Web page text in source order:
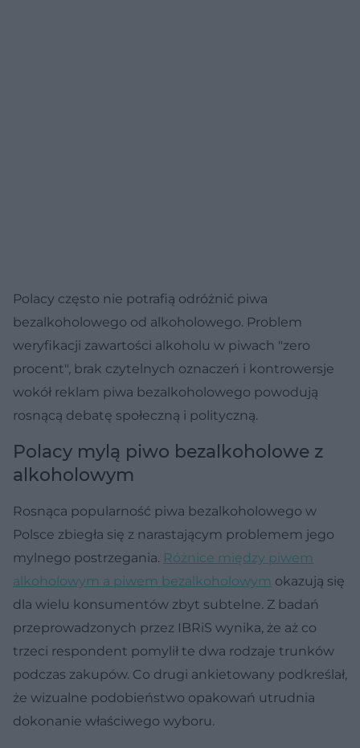
Polacy często nie potrafią odróżnić piwa
bezalkoholowego od alkoholowego. Problem
weryfikacji zawartości alkoholu w piwach "zero
procent", brak czytelnych oznaczeń i kontrowersje
wokół reklam piwa bezalkoholowego powodują
rosnącą debatę społeczną i polityczną.
Polacy mylą piwo bezalkoholowe z
alkoholowym
Rosnąca popularność piwa bezalkoholowego w
Polsce zbiegła się z narastającym problemem jego
mylnego postrzegania. Różnice między piwem
alkoholowym a piwem bezalkoholowym okazują się
dla wielu konsumentów zbyt subtelne. Z badań
przeprowadzonych przez IBRiS wynika, że aż co
trzeci respondent pomylił te dwa rodzaje trunków
podczas zakupów. Co drugi ankietowany podkreślał,
że wizualne podobieństwo opakowań utrudnia
dokonanie właściwego wyboru.